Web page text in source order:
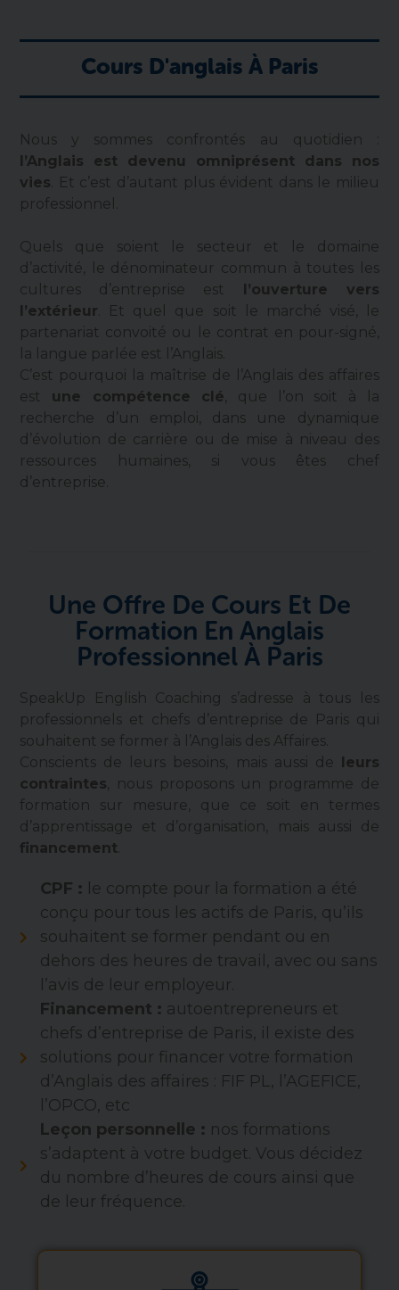
Cours D'anglais À Paris
Nous y sommes confrontés au quotidien :
l’Anglais est devenu omniprésent dans nos
vies . Et c’est d’autant plus évident dans le milieu
professionnel.
Quels que soient le secteur et le domaine
d’activité, le dénominateur commun à toutes les
cultures d’entreprise est
l’ouverture vers
l’extérieur . Et quel que soit le marché visé, le
partenariat convoité ou le contrat en pour-signé,
la langue parlée est l’Anglais.
C’est pourquoi la maîtrise de l’Anglais des affaires
est une compétence clé, que l’on soit à la
recherche d’un emploi, dans une dynamique
d’évolution de carrière ou de mise à niveau des
ressources humaines, si vous êtes chef
d’entreprise.
Une Offre De Cours Et De
Formation En Anglais
Professionnel À Paris
SpeakUp English Coaching s’adresse à tous les
professionnels et chefs d’entreprise de Paris qui
souhaitent se former à l’Anglais des Affaires.
Conscients de leurs besoins, mais aussi de leurs
contraintes, nous proposons un programme de
formation sur mesure, que ce soit en termes
d’apprentissage et d’organisation, mais aussi de
financement
CPF : le compte pour la formation a été
conçu pour tous les actifs de Paris, qu’ils
souhaitent se former pendant ou en
dehors des heures de travail, avec ou sans
l’avis de leur employeur.
Financement : autoentrepreneurs et
chefs d’entreprise de Paris, il existe des
solutions pour financer votre formation
d’Anglais des affaires : FIF PL, l’AGEFICE,
l’OPCO, etc
Leçon personnelle : nos formations
s’adaptent à votre budget. Vous décidez
du nombre d’heures de cours ainsi que
de leur fréquence.